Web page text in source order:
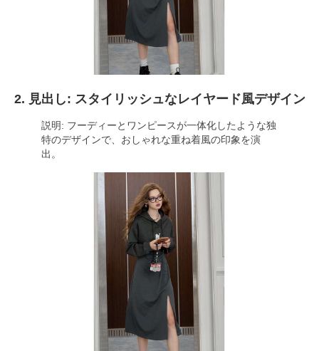
2. 見出し: スタイリッシュなレイヤード風デザイン
説明: フーディーとワンピースが一体化したような独
特のデザインで、おしゃれな重ね着風の印象を演
出。